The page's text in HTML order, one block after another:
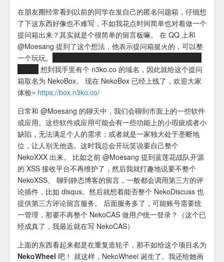
在朋友圈经常看到以前的同学在发自己的匿名问题箱，仔细想
了下这东西好像也不难写，不如我花点时间简单也对着做一个
提问箱出来？其实就是个很简单的留言板嘛。 在 QQ 上和
@Moesang 提到了这个想法，他表示提问箱挺火的，可以整
一个玩玩。
想到我手里有个 n3ko.co 的域名，因此就给这个提问
箱取名为 NekoBox。 现在 NekoBox 已经上线了，欢迎大家
体验~ https://box.n3ko.co/
日常和 @Moesang 的聊天中，我们会聊到市面上的一些软件
或应用。这些软件或应用可能会有一些功能上的小瑕疵或者小
缺陷，无法满足个人的需求；或者就是一家独大处于垄断地
位，让人别无他选。这时我总会开玩笑说要自己整个
NekoXXX 出来。 比如之前 @Moesang 提到蓝莲花战队开源
的 XSS 接收平台不再维护了，然后我就打趣地说要不整个
NekoXSS。 聊到静态博客的留言，一般都会调用第三方的评
论插件，比如 disqus。然后就想着能否整个 NekoDiscuss 也
提供第三方评论留言服务。 后面服务多了，可能账号需要统
一管理，那要不再整个 NekoCAS 做用户统一登录？（这个已
经成真了，我最近就在写 NekoCAS）
上面的东西看起来都是在重复造轮子， 那不如给这个项目名为
NekoWheel 吧！ 就这样，NekoWheel 诞生了。我还给她画